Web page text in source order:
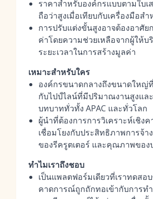
ราคาสำหรับองค์กรแบบตามใบเ
ถือว่าสูงเมื่อเทียบกับเครื่องมือสำ
การปรับแต่งขั้นสูงอาจต้องอาศัย
ค่าโดยความช่วยเหลือจากผู้ให้บ
ระยะเวลาในการสร้างมูลค่า
เหมาะสำหรับใคร
องค์กรขนาดกลางถึงขนาดใหญ่
กับไปป์ไลน์ที่มีปริมาณงานสูงแล
บทบาททั่วทั้ง APAC และทั่วโลก
ผู้นำที่ต้องการการวิเคราะห์เชิง
เชื่อมโยงกับประสิทธิภาพการจ้า
ของรีครูตเตอร์ และคุณภาพของ
ทำไมเราถึงชอบ
เป็นแพลตฟอร์มเดียวที่เราทดสอบ
คาดการณ์ถูกถักทอเข้ากับการท